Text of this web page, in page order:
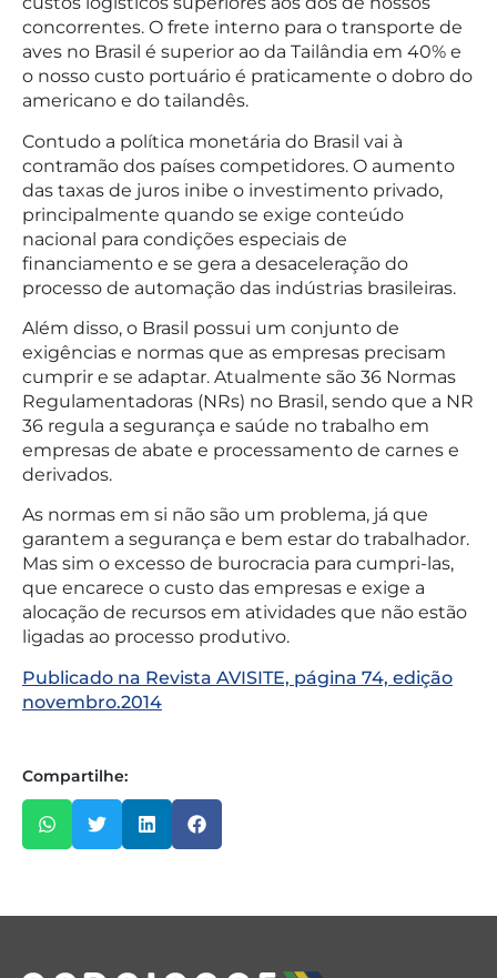
concorrentes. O frete interno para o transporte de
aves no Brasil é superior ao da Tailândia em 40% e
o nosso custo portuário é praticamente o dobro do
americano e do tailandês.
Contudo a política monetária do Brasil vai à
contramão dos países competidores. O aumento
das taxas de juros inibe o investimento privado,
principalmente quando se exige conteúdo
nacional para condições especiais de
financiamento e se gera a desaceleração do
processo de automação das indústrias brasileiras.
Além disso, o Brasil possui um conjunto de
exigências e normas que as empresas precisam
cumprir e se adaptar. Atualmente são 36 Normas
Regulamentadoras (NRs) no Brasil, sendo que a NR
36 regula a segurança e saúde no trabalho em
empresas de abate e processamento de carnes e
derivados.
As normas em si não são um problema, já que
garantem a segurança e bem estar do trabalhador.
Mas sim o excesso de burocracia para cumpri-las,
que encarece o custo das empresas e exige a
alocação de recursos em atividades que não estão
ligadas ao processo produtivo.
Publicado na Revista AVISITE, página 74, edição
novembro.2014
Compartilhe: